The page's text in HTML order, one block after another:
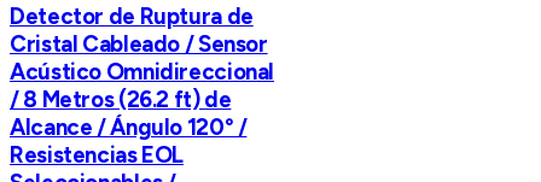
Detector de Ruptura de
Cristal Cableado / Sensor
Acústico Omnidireccional
/ 8 Metros (26.2 ft) de
Alcance / Ángulo 120° /
Resistencias EOL